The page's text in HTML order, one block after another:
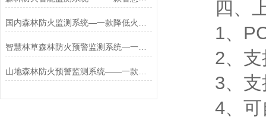
智慧林草森林防火预警监测系统—一款应急响应效率的北斗森林防火监测系统
四、上
1、PC
2、支持
3、支持
4、可自